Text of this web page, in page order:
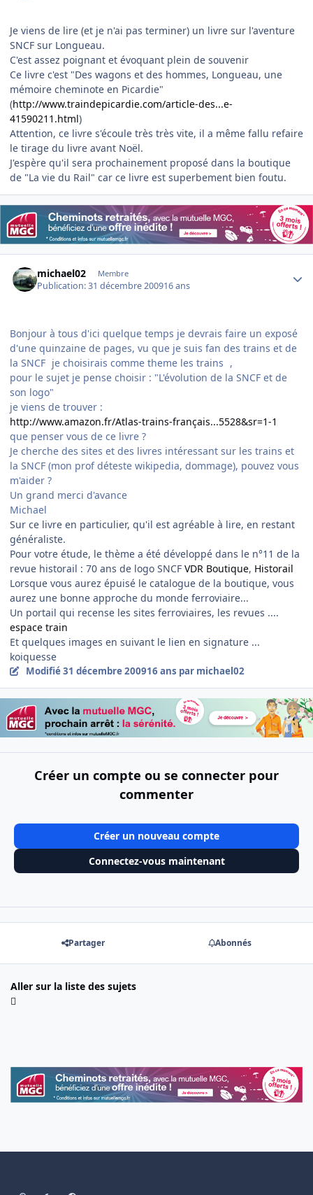
Je viens de lire (et je n'ai pas terminer) un livre sur l'aventure
SNCF sur Longueau.
C'est assez poignant et évoquant plein de souvenir
Ce livre c'est "Des wagons et des hommes, Longueau, une
mémoire cheminote en Picardie"
(http://www.traindepicardie.com/article-des...e-
41590211.html)
Attention, ce livre s'écoule très très vite, il a même fallu refaire
le tirage du livre avant Noël.
J'espère qu'il sera prochainement proposé dans la boutique
de "La vie du Rail" car ce livre est superbement bien foutu.
michael02 Membre
Publication:31 décembre 200916 ans
Bonjour à tous d'ici quelque temps je devrais faire un exposé
d'une quinzaine de pages, vu que je suis fan des trains et de
la SNCF je choisirais comme theme les trains ,
pour le sujet je pense choisir : "L'évolution de la SNCF et de
son logo"
je viens de trouver :
http://www.amazon.fr/Atlas-trains-français...5528&sr=1-1
que penser vous de ce livre ?
Je cherche des sites et des livres intéressant sur les trains et
la SNCF (mon prof déteste wikipedia, dommage), pouvez vous
m'aider ?
Un grand merci d'avance
Michael
Sur ce livre en particulier, qu'il est agréable à lire, en restant
généraliste.
Pour votre étude, le thème a été développé dans le n°11 de la
revue historail : 70 ans de logo SNCF VDR Boutique, Historail
Lorsque vous aurez épuisé le catalogue de la boutique, vous
aurez une bonne approche du monde ferroviaire...
Un portail qui recense les sites ferroviaires, les revues ....
espace train
Et quelques images en suivant le lien en signature ...
koiquesse
Modifié31 décembre 200916 ans par michael02
Créer un compte ou se connecter pour
commenter
Créer un nouveau compte
Connectez-vous maintenant
Partager Abonnés
Aller sur la liste des sujets
Light ModeDark ModeSystem Preference